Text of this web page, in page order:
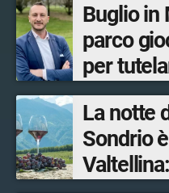
Buglio in
parco
per
La notte
Sondrio è